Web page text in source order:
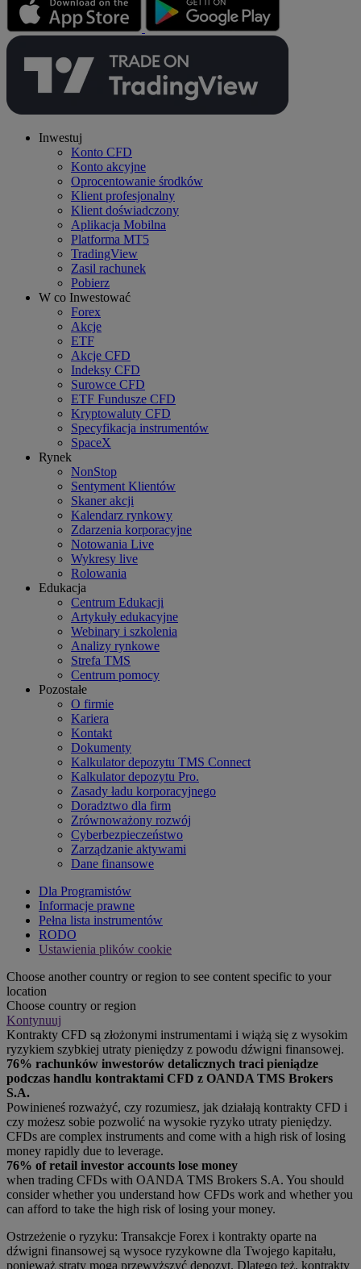
Inwestuj
Konto CFD
Konto akcyjne
Oprocentowanie środków
Klient profesjonalny
Klient doświadczony
Aplikacja Mobilna
Platforma MT5
TradingView
Zasil rachunek
Pobierz
W co Inwestować
Forex
Akcje
ETF
Akcje CFD
Indeksy CFD
Surowce CFD
ETF Fundusze CFD
Kryptowaluty CFD
Specyfikacja instrumentów
SpaceX
Rynek
NonStop
Sentyment Klientów
Skaner akcji
Kalendarz rynkowy
Zdarzenia korporacyjne
Notowania Live
Wykresy live
Rolowania
Edukacja
Centrum Edukacji
Artykuły edukacyjne
Webinary i szkolenia
Analizy rynkowe
Strefa TMS
Centrum pomocy
Pozostałe
O firmie
Kariera
Kontakt
Dokumenty
Kalkulator depozytu TMS Connect
Kalkulator depozytu Pro.
Zasady ładu korporacyjnego
Doradztwo dla firm
Zrównoważony rozwój
Cyberbezpieczeństwo
Zarządzanie aktywami
Dane finansowe
Dla Programistów
Informacje prawne
Pełna lista instrumentów
RODO
Ustawienia plików cookie
Choose another country or region to see content specific to your
location
Choose country or region
Kontynuuj
Kontrakty CFD są złożonymi instrumentami i wiążą się z wysokim
ryzykiem szybkiej utraty pieniędzy z powodu dźwigni finansowej.
76% rachunków inwestorów detalicznych traci pieniądze
podczas handlu kontraktami CFD z OANDA TMS Brokers
S.A.
Powinieneś rozważyć, czy rozumiesz, jak działają kontrakty CFD i
czy możesz sobie pozwolić na wysokie ryzyko utraty pieniędzy.
CFDs are complex instruments and come with a high risk of losing
money rapidly due to leverage.
76% of retail investor accounts lose money
when trading CFDs with OANDA TMS Brokers S.A. You should
consider whether you understand how CFDs work and whether you
can afford to take the high risk of losing your money.
Ostrzeżenie o ryzyku: Transakcje Forex i kontrakty oparte na
dźwigni finansowej są wysoce ryzykowne dla Twojego kapitału,
ponieważ straty mogą przewyższyć depozyt. Dlatego też, kontrakty